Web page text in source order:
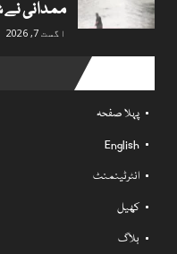
ممدانی
اگست 7, 2026
پہلا صفحہ
English
انٹرٹینمنٹ
کھیل
بلاگ